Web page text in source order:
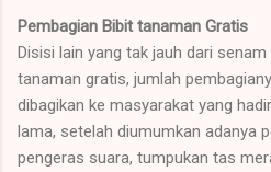
Pembagian Bibit tanaman Gratis
Disisi lain yang tak jauh dari
tanaman gratis, jumlah
dibagikan ke masyarakat yang
lama, setelah diumumkan adanya
pengeras suara, tumpukan tas